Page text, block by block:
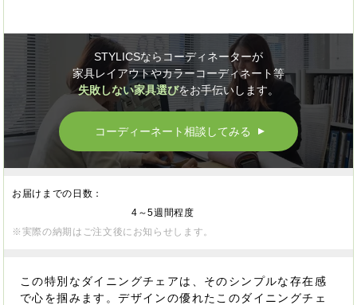
STYLICSならコーディネーターが
家具レイアウトやカラーコーディネート等
失敗しない家具選びをお手伝いします。
コーディーネート相談してみる ▲
お届けまでの日数：
4～5週間程度
※実際の納期はご注文後にお知らせします。
この特別なダイニングチェアは、そのシンプルな存在感
で心を掴みます。デザインの優れたこのダイニングチェ